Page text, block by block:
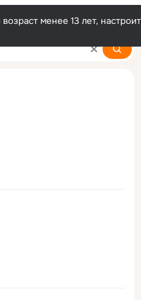
менее 13 лет,